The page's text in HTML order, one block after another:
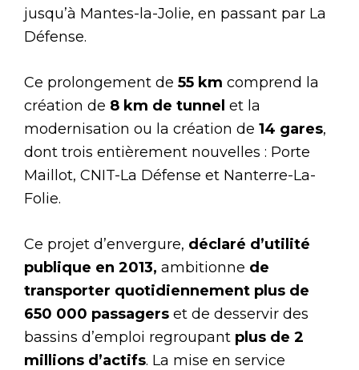
jusqu’à Mantes-la-Jolie, en passant par La
Défense.
Ce prolongement de 55 km comprend la
création de 8 km de tunnel et la
modernisation ou la création de 14 gares,
dont trois entièrement nouvelles : Porte
Maillot, CNIT-La Défense et Nanterre-La-
Folie.
Ce projet d’envergure, déclaré d’utilité
publique en 2013, ambitionne de
transporter quotidiennement plus de
650 000 passagers et de desservir des
bassins d’emploi regroupant plus de 2
millions d’actifs. La mise en service